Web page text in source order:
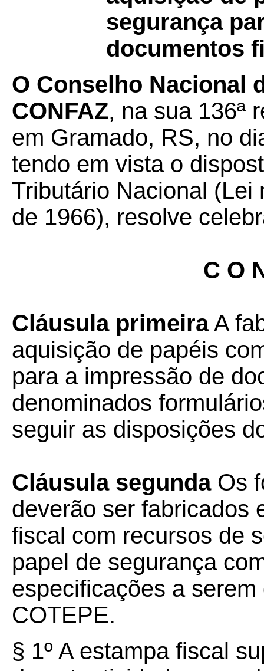
segurança
documentos
O Conselho Nacional
CONFAZ, na sua 136ª
em Gramado, RS, no
tendo em vista o
Tributário Nacional (Lei
de 1966), resolve
C O
Cláusula primeiraA
aquisição de papéis
para a impressão de
denominados
seguir as disposições
Cláusula segundaOs
deverão ser fabricados
fiscal com recursos de
papel de segurança
especificações a
COTEPE.
§ 1º A estampa fiscal